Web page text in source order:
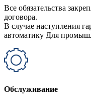
Все обязательства
договора.
В случае наступления
автоматику Для
Обслуживание